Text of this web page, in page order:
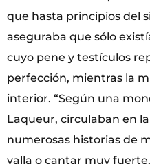
que hasta principios del
aseguraba que sólo
cuyo pene y testículos
perfección, mientras la
interior. “Según una
Laqueur, circulaban en
numerosas historias de
valla o cantar muy